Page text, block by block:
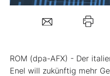
Folgen Sie uns
Kontakt
ROM (dpa-AFX) - Der
Enel will zukünftig mehr